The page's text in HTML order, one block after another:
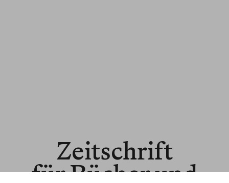
Zeitschrift
für Bücher und